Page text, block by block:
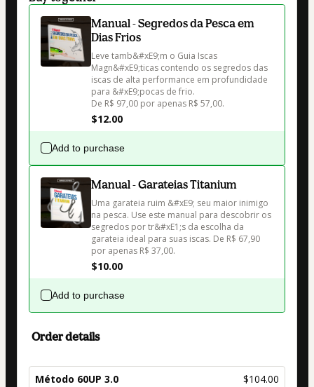
Manual - Segredos da Pesca em
Dias Frios
Leve tamb&#xE9;m o Guia Iscas
Magn&#xE9;ticas contendo os segredos das
iscas de alta performance em profundidade
para &#xE9;pocas de frio.
De R$ 97,00 por apenas R$ 57,00.
$12.00
Add to purchase
Manual - Garateias Titanium
Uma garateia ruim &#xE9; seu maior inimigo
na pesca. Use este manual para descobrir os
segredos por tr&#xE1;s da escolha da
garateia ideal para suas iscas. De R$ 67,90
por apenas R$ 37,00.
$10.00
Add to purchase
Order details
Método 60UP 3.0 $104.00